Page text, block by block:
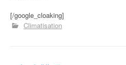
[/google_cloaking]
Climatisation